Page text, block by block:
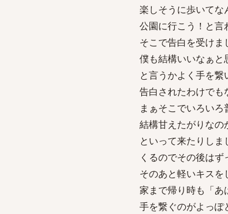
楽しそうに歩いてな
公園に行こう！と言
そこで告白を受け
僕も結構いいなぁと
と言うかよく手を
告白されたわけでも
まぁそこでいろいろ
結構甘えたがりなの
といって来たりし
くるのでその後は
そのあと軽いキスを
家まで帰り時も「あ
手を繋ぐのがよっぽ